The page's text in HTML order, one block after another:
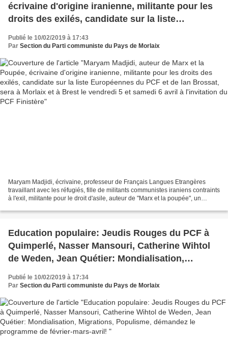
écrivaine d'origine iranienne, militante pour les
droits des exilés, candidate sur la liste
Morlaix et à Brest le vendredi 5 et samedi 6 avril
Publié le 10/02/2019 à 17:43
Par Section du Parti communiste du Pays de Morlaix
Maryam Madjidi, écrivaine, professeur de Français Langues Etrangères
travaillant avec les réfugiés, fille de militants communistes iraniens contraints
à l'exil, militante pour le droit d'asile, auteur de "Marx et la poupée", un
Education populaire: Jeudis Rouges du PCF à
Quimperlé, Nasser Mansouri, Catherine Wihtol
de Weden, Jean Quétier: Mondialisation,
Migrations, Populisme, démandez le programme
de février-mars-avril!
Publié le 10/02/2019 à 17:34
Par Section du Parti communiste du Pays de Morlaix